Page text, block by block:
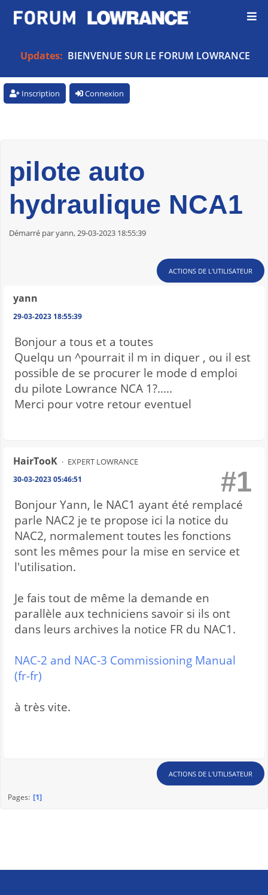
Updates: BIENVENUE SUR LE FORUM LOWRANCE
Inscription Connexion
pilote auto
hydraulique NCA1
Démarré par yann, 29-03-2023 18:55:39
ACTIONS DE L'UTILISATEUR
yann
29-03-2023 18:55:39
Bonjour a tous et a toutes
Quelqu un ^pourrait il m in diquer , ou il est
possible de se procurer le mode d emploi
du pilote Lowrance NCA 1?.....
Merci pour votre retour eventuel
HairTooK EXPERT LOWRANCE
30-03-2023 05:46:51 #1
Bonjour Yann, le NAC1 ayant été remplacé
parle NAC2 je te propose ici la notice du
NAC2, normalement toutes les fonctions
sont les mêmes pour la mise en service et
l'utilisation.
Je fais tout de même la demande en
parallèle aux techniciens savoir si ils ont
dans leurs archives la notice FR du NAC1.
NAC-2 and NAC-3 Commissioning Manual
(fr-fr)
à très vite.
ACTIONS DE L'UTILISATEUR
Pages 1